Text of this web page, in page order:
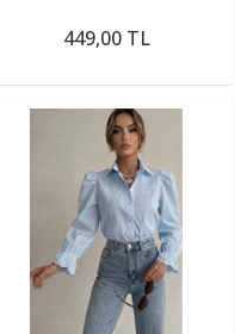
449,00 TL